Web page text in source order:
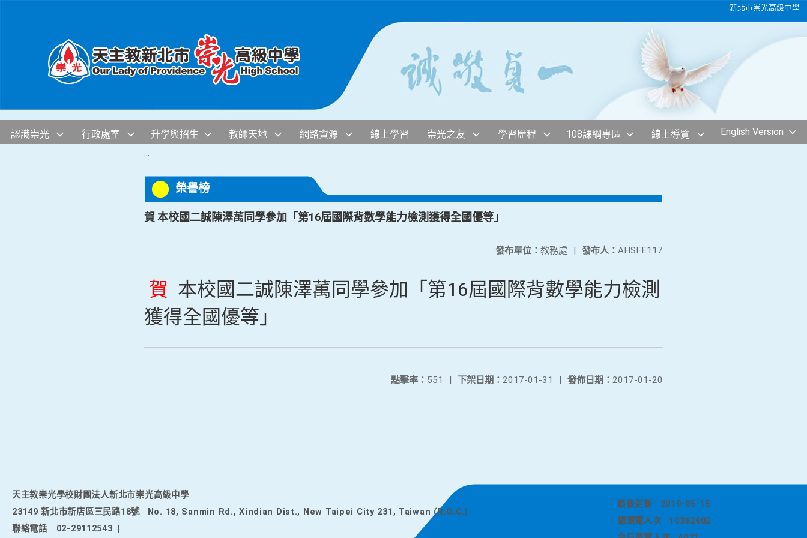
新北市崇光高級中學
認識崇光 行政處室 升學與招生 教師天地 網路資源 線上學習 崇光之友 學習歷程 108課綱專區 線上導覽 English Version
:::
榮譽榜
賀 本校國二誠陳澤萭同學參加「第16屆國際背數學能力檢測獲得全國優等」
發布人： AHSFE117
發布單位： 教務處 |
賀 本校國二誠陳澤萭同學參加「第16屆國際背數學能力檢測
獲得全國優等」
發佈日期： 2017-01-20
下架日期： 2017-01-31 |
點擊率： 551 |
天主教崇光學校財團法人新北市崇光高級中學
23149 新北市新店區三民路18號
No. 18, Sanmin Rd., Xindian Dist., New Taipei City 231, Taiwan (R.O.C.)
聯絡電話
02-29112543
最後更新
2019-05-15
總瀏覽人次
10362602